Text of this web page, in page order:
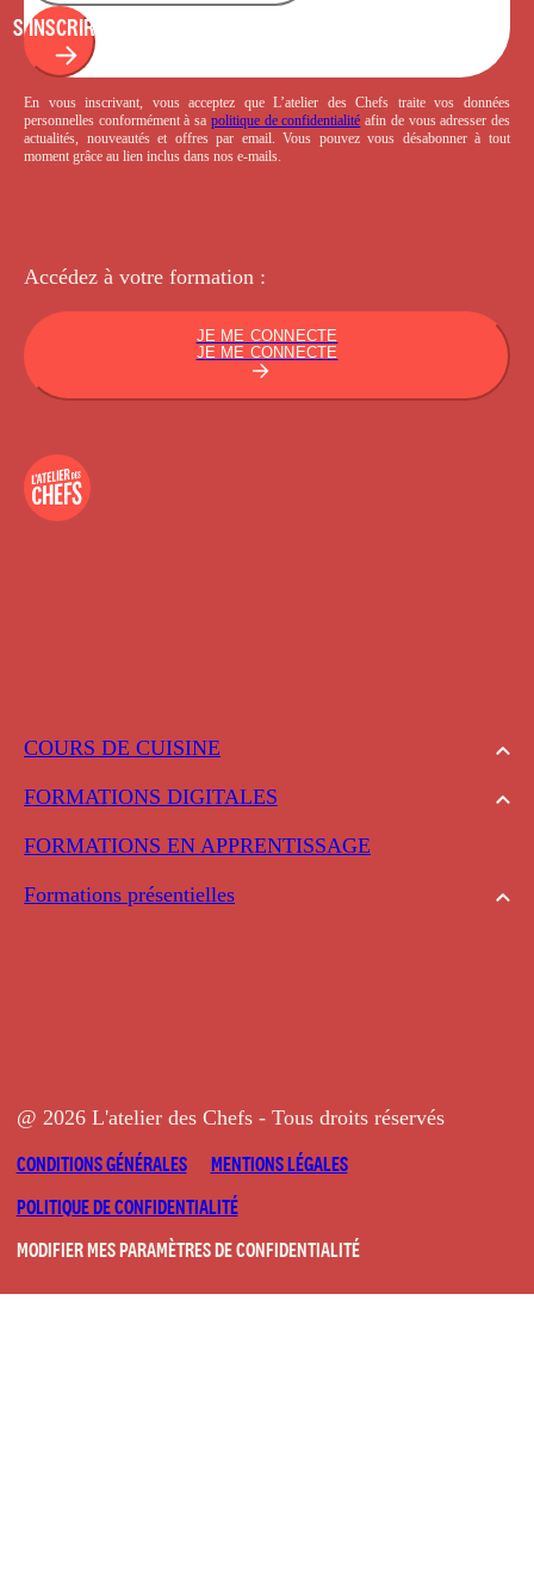
COURS DE CUISINE
FORMATIONS DIGITALES
FORMATIONS EN APPRENTISSAGE
Formations présentielles
S'INSCRIRE
En vous inscrivant, vous acceptez que L’atelier des Chefs traite vos données
personnelles conformément à sa politique de confidentialité afin de vous adresser des
actualités, nouveautés et offres par email. Vous pouvez vous désabonner à tout
moment grâce au lien inclus dans nos e-mails.
Accédez à votre formation :
JE ME CONNECTE
JE ME CONNECTE
@ 2026 L'atelier des Chefs - Tous droits réservés
CONDITIONS GÉNÉRALES
MENTIONS LÉGALES
POLITIQUE DE CONFIDENTIALITÉ
MODIFIER MES PARAMÈTRES DE CONFIDENTIALITÉ